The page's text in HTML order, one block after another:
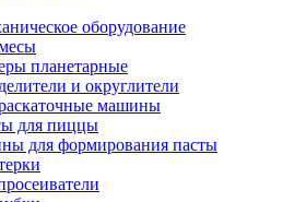
оборудование
планетарные
и округлители
машины
для пиццы
для формирования пасты